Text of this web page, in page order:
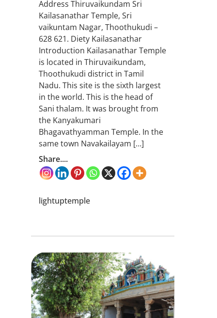
Address Thiruvaikundam Sri
Kailasanathar Temple, Sri
vaikuntam Nagar, Thoothukudi –
628 621. Diety Kailasanathar
Introduction Kailasanathar Temple
is located in Thiruvaikundam,
Thoothukudi district in Tamil
Nadu. This site is the sixth largest
in the world. This is the head of
Sani thalam. It was brought from
the Kanyakumari
Bhagavathyamman Temple. In the
same town Navakailayam […]
Share....
lightuptemple